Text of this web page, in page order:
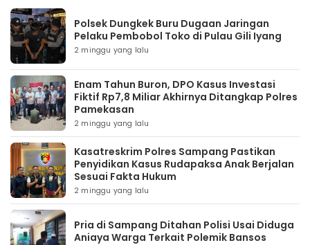
Polsek Dungkek Buru Dugaan Jaringan
Pelaku Pembobol Toko di Pulau Gili Iyang
2 minggu yang lalu
Enam Tahun Buron, DPO Kasus Investasi
Fiktif Rp7,8 Miliar Akhirnya Ditangkap Polres
Pamekasan
2 minggu yang lalu
Kasatreskrim Polres Sampang Pastikan
Penyidikan Kasus Rudapaksa Anak Berjalan
Sesuai Fakta Hukum
2 minggu yang lalu
Pria di Sampang Ditahan Polisi Usai Diduga
Aniaya Warga Terkait Polemik Bansos